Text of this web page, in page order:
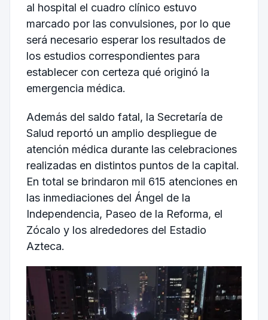
al hospital el cuadro clínico estuvo
marcado por las convulsiones, por lo que
será necesario esperar los resultados de
los estudios correspondientes para
establecer con certeza qué originó la
emergencia médica.
Además del saldo fatal, la Secretaría de
Salud reportó un amplio despliegue de
atención médica durante las celebraciones
realizadas en distintos puntos de la capital.
En total se brindaron mil 615 atenciones en
las inmediaciones del Ángel de la
Independencia, Paseo de la Reforma, el
Zócalo y los alrededores del Estadio
Azteca.